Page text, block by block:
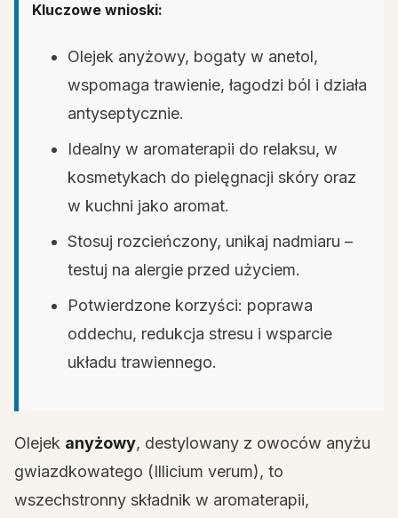
Kluczowe wnioski:
Olejek anyżowy, bogaty w anetol,
wspomaga trawienie, łagodzi ból i działa
antyseptycznie.
Idealny w aromaterapii do relaksu, w
kosmetykach do pielęgnacji skóry oraz
w kuchni jako aromat.
Stosuj rozcieńczony, unikaj nadmiaru –
testuj na alergie przed użyciem.
Potwierdzone korzyści: poprawa
oddechu, redukcja stresu i wsparcie
układu trawiennego.
Olejek anyżowy, destylowany z owoców anyżu
gwiazdkowatego (Illicium verum), to
wszechstronny składnik w aromaterapii,